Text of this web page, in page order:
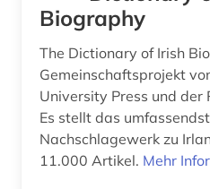
neuseeland (1)
niederländisch (1)
nordrhein-
norwegen (2)
Biography
The Dictionary of Irish
Gemeinschaftsprojekt
University Press und der
Es stellt das
Nachschlagewerk zu
11.000 Artikel. Mehr